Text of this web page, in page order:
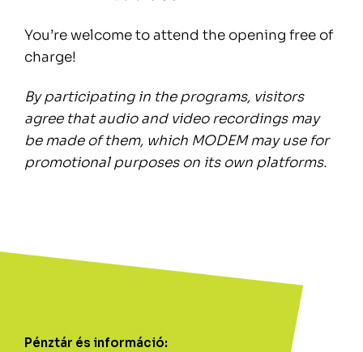
Pénztár és információ:
You’re welcome to attend the opening free of
charge!
By participating in the programs, visitors
agree that audio and video recordings may
be made of them, which MODEM may use for
promotional purposes on its own platforms.